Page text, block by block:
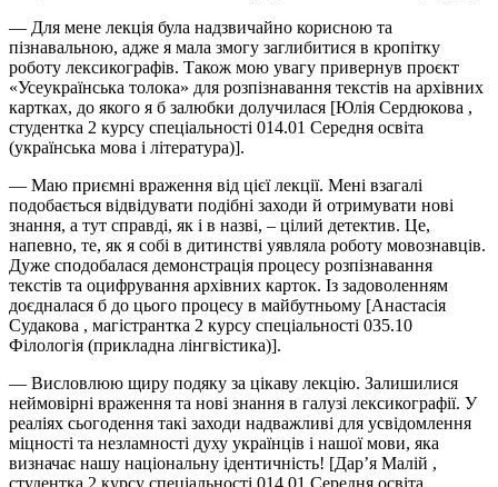
— Для мене лекція була надзвичайно корисною та
пізнавальною, адже я мала змогу заглибитися в кропітку
роботу лексикографів. Також мою увагу привернув проєкт
«Усеукраїнська толока» для розпізнавання текстів на архівних
картках, до якого я б залюбки долучилася [Юлія Сердюкова ,
студентка 2 курсу спеціальності 014.01 Середня освіта
(українська мова і література)].
— Маю приємні враження від цієї лекції. Мені взагалі
подобається відвідувати подібні заходи й отримувати нові
знання, а тут справді, як і в назві, – цілий детектив. Це,
напевно, те, як я собі в дитинстві уявляла роботу мовознавців.
Дуже сподобалася демонстрація процесу розпізнавання
текстів та оцифрування архівних карток. Із задоволенням
доєдналася б до цього процесу в майбутньому [Анастасія
Судакова , магістрантка 2 курсу спеціальності 035.10
Філологія (прикладна лінгвістика)].
— Висловлюю щиру подяку за цікаву лекцію. Залишилися
неймовірні враження та нові знання в галузі лексикографії. У
реаліях сьогодення такі заходи надважливі для усвідомлення
міцності та незламності духу українців і нашої мови, яка
визначає нашу національну ідентичність! [Дар’я Малій ,
студентка 2 курсу спеціальності 014.01 Середня освіта